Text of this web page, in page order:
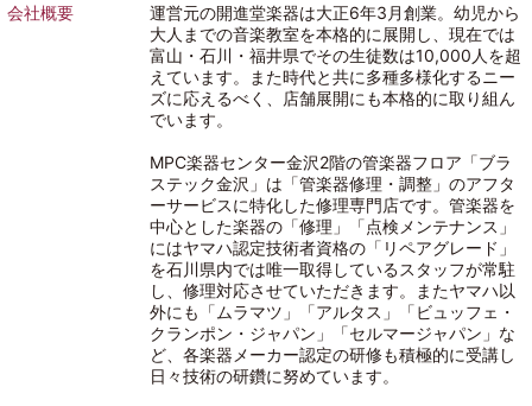
会社概要
運営元の開進堂楽器は大正6年3月創業。幼児から
大人までの音楽教室を本格的に展開し、現在では
富山・石川・福井県でその生徒数は10,000人を超
えています。また時代と共に多種多様化するニー
ズに応えるべく、店舗展開にも本格的に取り組ん
でいます。
MPC楽器センター金沢2階の管楽器フロア「ブラ
ステック金沢」は「管楽器修理・調整」のアフタ
ーサービスに特化した修理専門店です。管楽器を
中心とした楽器の「修理」「点検メンテナンス」
にはヤマハ認定技術者資格の「リペアグレード」
を石川県内では唯一取得しているスタッフが常駐
し、修理対応させていただきます。またヤマハ以
外にも「ムラマツ」「アルタス」「ビュッフェ・
クランポン・ジャパン」「セルマージャパン」な
ど、各楽器メーカー認定の研修も積極的に受講し
日々技術の研鑽に努めています。